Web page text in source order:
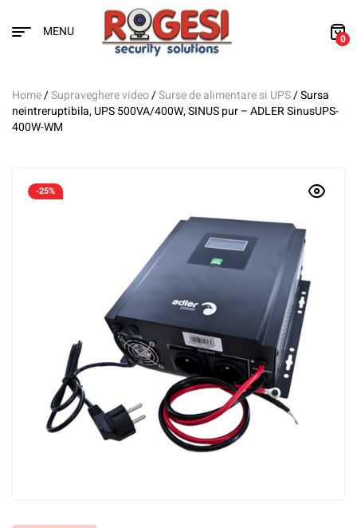
MENU 0
Home/Supraveghere video/Surse de alimentare si UPS/ Sursa
neintreruptibila, UPS 500VA/400W, SINUS pur – ADLER SinusUPS-
400W-WM
-25%